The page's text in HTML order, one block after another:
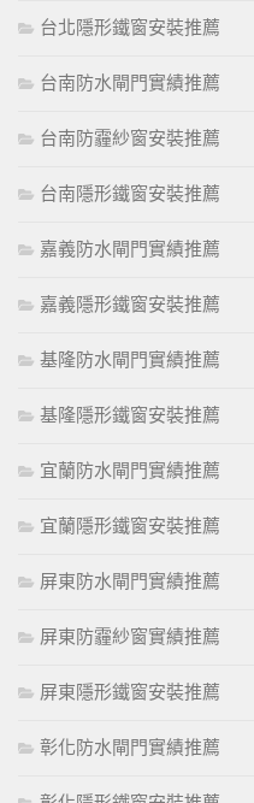
台北隱形鐵窗安裝推薦
台南防水閘門實績推薦
台南防霾紗窗安裝推薦
台南隱形鐵窗安裝推薦
嘉義防水閘門實績推薦
嘉義隱形鐵窗安裝推薦
基隆防水閘門實績推薦
基隆隱形鐵窗安裝推薦
宜蘭防水閘門實績推薦
宜蘭隱形鐵窗安裝推薦
屏東防水閘門實績推薦
屏東防霾紗窗實績推薦
屏東隱形鐵窗安裝推薦
彰化防水閘門實績推薦